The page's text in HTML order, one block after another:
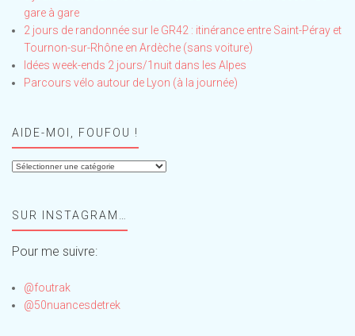
gare à gare
2 jours de randonnée sur le GR42 : itinérance entre Saint-Péray et
Tournon-sur-Rhône en Ardèche (sans voiture)
Idées week-ends 2 jours/1nuit dans les Alpes
Parcours vélo autour de Lyon (à la journée)
AIDE-MOI, FOUFOU !
Aide-
!SUR INSTAGRAM…
Pour me suivre:
@foutrak
@50nuancesdetrek